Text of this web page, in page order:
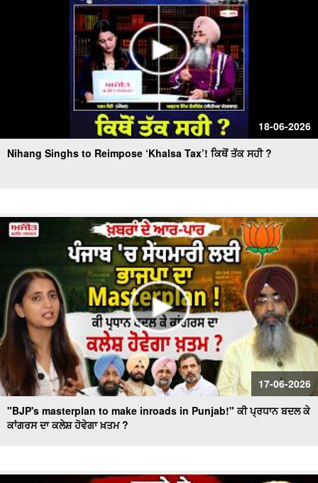
18-06-2026
Nihang Singhs to Reimpose ‘Khalsa Tax’! ਕਿਥੋਂ ਤੱਕ ਸਹੀ ?
17-06-2026
"BJP's masterplan to make inroads in Punjab!" ਕੀ ਪ੍ਰਧਾਨ ਬਦਲ ਕੇ
ਕਾਂਗਰਸ ਦਾ ਕਲੇਸ਼ ਹੋਵੇਗਾ ਖ਼ਤਮ ?